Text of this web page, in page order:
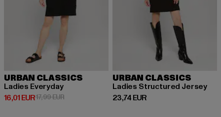
URBAN CLASSICS
Ladies Everyday
16,01 EUR
Derzeitiger Preis: 16,01 EUR
17,99 EURAktionspreis: 17,99 EUR
URBAN CLASSICS
Ladies Structured Jersey
23,74 EUR
Derzeitiger Preis: 23,74 EUR